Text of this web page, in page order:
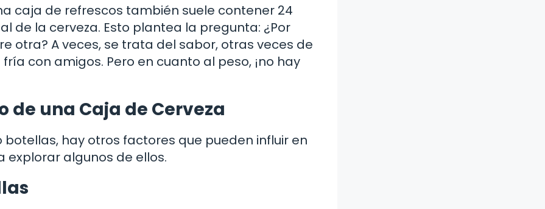
caja de refrescos también suele contener 24
de la cerveza. Esto plantea la pregunta: ¿Por
otra? A veces, se trata del sabor, otras veces de
con amigos. Pero en cuanto al peso, ¡no hay
de una Caja de Cerveza
hay otros factores que pueden influir en
explorar algunos de ellos.